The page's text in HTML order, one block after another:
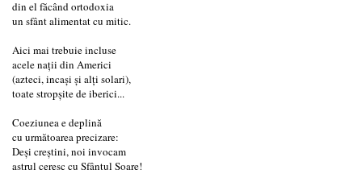
din el făcând ortodoxia
un sfânt alimentat cu mitic.
Aici mai trebuie incluse
acele nații din Americi
(azteci, incași și alți solari),
toate stropșite de iberici...
Coeziunea e deplină
cu următoarea precizare:
Deși creștini, noi invocam
astrul ceresc cu Sfântul Soare!